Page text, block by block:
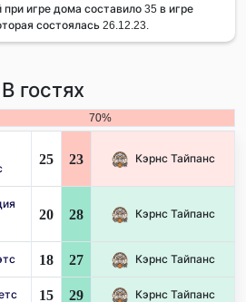
игре дома составило 35 в игре
состоялась 26.12.23.
В гостях
70%
25 23 Кэрнс Тайпанс
20 28 Кэрнс Тайпанс
18 27 Кэрнс Тайпанс
15 29 Кэрнс Тайпанс